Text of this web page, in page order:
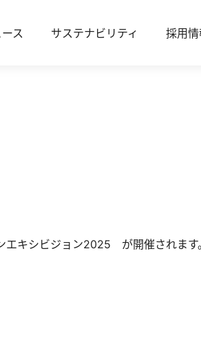
ス サステナビリティ 採用
エキシビジョン2025 が開催されます